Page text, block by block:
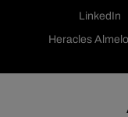
LinkedIn
Heracles